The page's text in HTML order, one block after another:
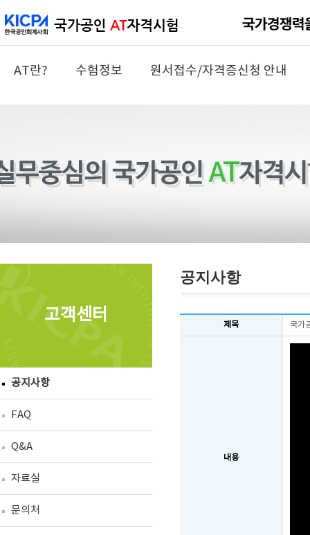
AT란? 수험정보 원서접수/자격증신청 안내
고객센터
공지사항
FAQ
Q&A
자료실
문의처
공지사항
제목 국가
내용